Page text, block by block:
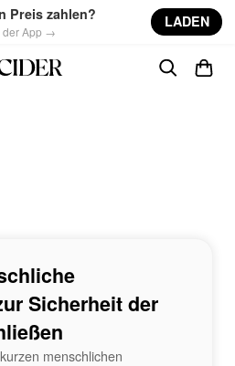
Preis zahlen?
der App →
LADEN
Sicherheit der
menschlichen